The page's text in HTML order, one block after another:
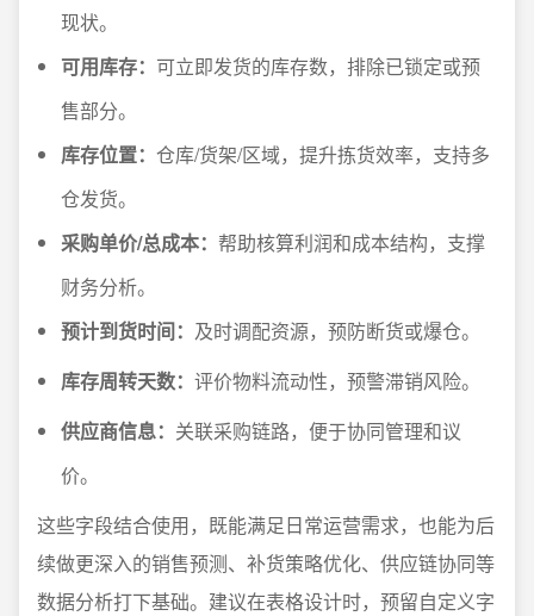
现状。
可用库存： 可立即发货的库存数，排除已锁定或预
售部分。
库存位置： 仓库/货架/区域，提升拣货效率，支持多
仓发货。
采购单价/总成本： 帮助核算利润和成本结构，支撑
财务分析。
预计到货时间： 及时调配资源，预防断货或爆仓。
库存周转天数： 评价物料流动性，预警滞销风险。
供应商信息： 关联采购链路，便于协同管理和议
价。
这些字段结合使用，既能满足日常运营需求，也能为后
续做更深入的销售预测、补货策略优化、供应链协同等
数据分析打下基础。建议在表格设计时，预留自定义字